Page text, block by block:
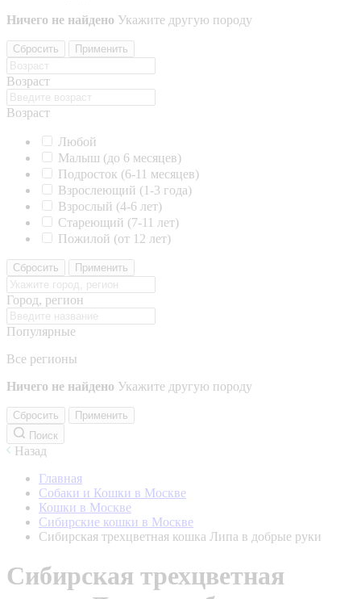
Ничего не найдено Укажите другую породу
Сбросить Применить
Возраст
Возраст
Любой
Малыш (до 6 месяцев)
Подросток (6-11 месяцев)
Взрослеющий (1-3 года)
Взрослый (4-6 лет)
Стареющий (7-11 лет)
Пожилой (от 12 лет)
Сбросить Применить
Город, регион
Популярные
Все регионы
Ничего не найдено Укажите другую породу
Сбросить
Применить
Поиск
Назад
Главная
Собаки и Кошки в Москве
Кошки в Москве
Сибирские кошки в Москве
Сибирская трехцветная кошка Липа в добрые руки
Сибирская трехцветная